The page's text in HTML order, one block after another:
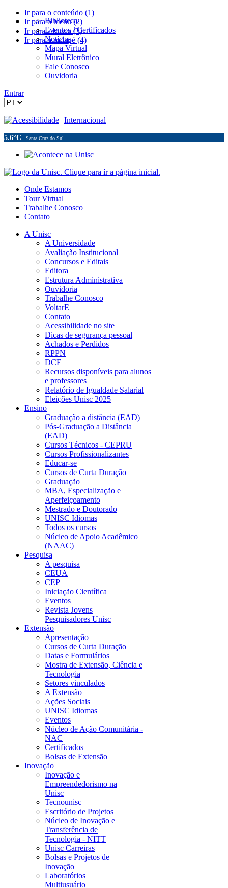
Ir para o conteúdo (1)
Ir para o menu (2)
Ir para a busca (3)
Ir para o rodapé (4)
Biblioteca
Eventos / Certificados
Notícias
Mapa Virtual
Mural Eletrônico
Fale Conosco
Ouvidoria
Entrar
Acessibilidade Internacional
5.6°C Santa Cruz do Sul
Onde Estamos
Tour Virtual
Trabalhe Conosco
Contato
A Unisc
A Universidade
Avaliação Institucional
Concursos e Editais
Editora
Estrutura Administrativa
Ouvidoria
Trabalhe Conosco
VoltarE
Contato
Acessibilidade no site
Dicas de segurança pessoal
Achados e Perdidos
RPPN
DCE
Recursos disponíveis para alunos
e professores
Relatório de Igualdade Salarial
Eleições Unisc 2025
Ensino
Graduação a distância (EAD)
Pós-Graduação a Distância
(EAD)
Cursos Técnicos - CEPRU
Cursos Profissionalizantes
Educar-se
Cursos de Curta Duração
Graduação
MBA, Especialização e
Aperfeiçoamento
Mestrado e Doutorado
UNISC Idiomas
Todos os cursos
Núcleo de Apoio Acadêmico
(NAAC)
Pesquisa
A pesquisa
CEUA
CEP
Iniciação Científica
Eventos
Revista Jovens
Pesquisadores Unisc
Extensão
Apresentação
Cursos de Curta Duração
Datas e Formulários
Mostra de Extensão, Ciência e
Tecnologia
Setores vinculados
A Extensão
Ações Sociais
UNISC Idiomas
Eventos
Núcleo de Ação Comunitária -
NAC
Certificados
Bolsas de Extensão
Inovação
Inovação e
Empreendedorismo na
Unisc
Tecnounisc
Escritório de Projetos
Núcleo de Inovação e
Transferência de
Tecnologia - NITT
Unisc Carreiras
Bolsas e Projetos de
Inovação
Laboratórios
Multiusuário